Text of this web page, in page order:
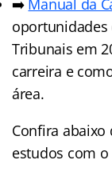
oportunidades
Tribunais em
carreira e
área.
Confira abaixo
estudos com